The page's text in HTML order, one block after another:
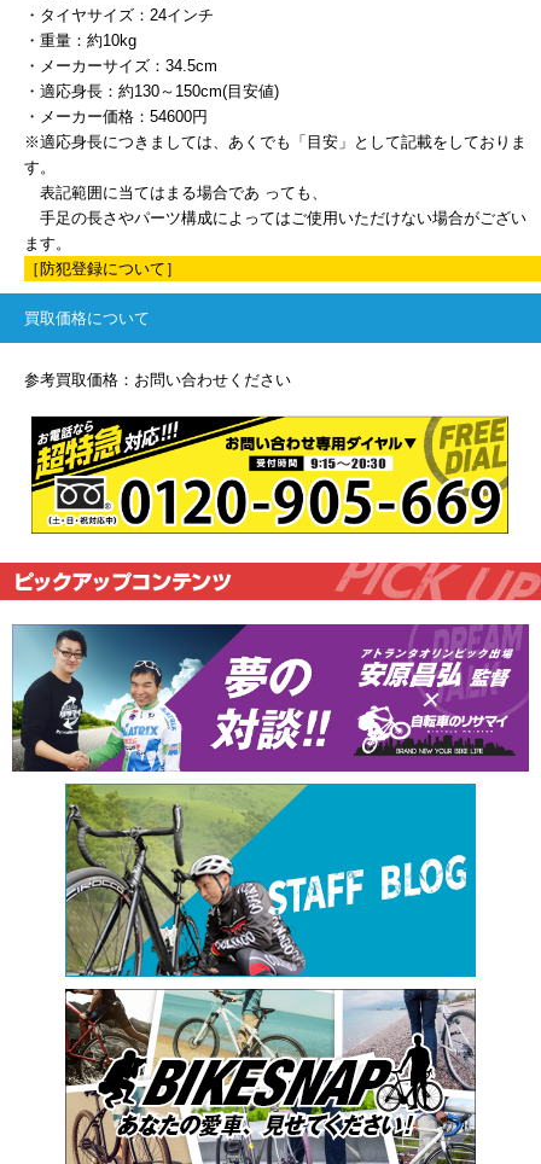
・タイヤサイズ：24インチ
・重量：約10kg
・メーカーサイズ：34.5cm
・適応身長：約130～150cm(目安値)
・メーカー価格：54600円
※適応身長につきましては、あくでも「目安」として記載をしておりま
す。
表記範囲に当てはまる場合であ っても、
手足の長さやパーツ構成によってはご使用いただけない場合がござい
ます。
［防犯登録について］
買取価格について
参考買取価格：お問い合わせください